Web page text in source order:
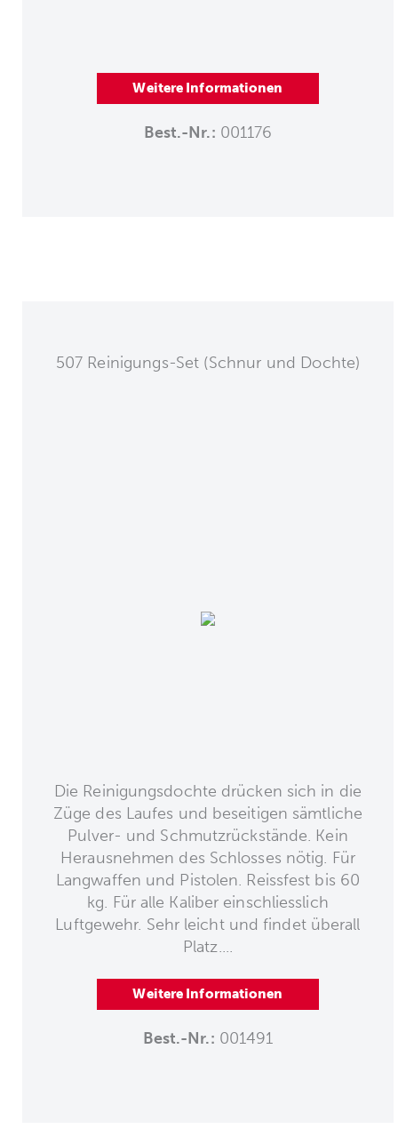
Weitere Informationen
Best.-Nr.: 001176
507 Reinigungs-Set (Schnur und Dochte)
Die Reinigungsdochte drücken sich in die
Züge des Laufes und beseitigen sämtliche
Pulver- und Schmutzrückstände. Kein
Herausnehmen des Schlosses nötig. Für
Langwaffen und Pistolen. Reissfest bis 60
kg. Für alle Kaliber einschliesslich
Luftgewehr. Sehr leicht und findet überall
Platz....
Weitere Informationen
Best.-Nr.: 001491